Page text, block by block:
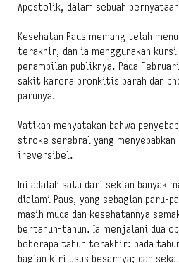
Apostolik, dalam sebuah
Kesehatan Paus memang telah
terakhir, dan ia menggunakan kursi
penampilan publiknya. Pada
sakit karena bronkitis parah dan
parunya.
Vatikan menyatakan bahwa
stroke serebral yang
ireversibel.
Ini adalah satu dari sekian banyak
dialami Paus, yang sebagian paru-
masih muda dan kesehatannya
bertahun-tahun. Ia menjalani dua
beberapa tahun terakhir: pada
bagian kiri usus besarnya; dan